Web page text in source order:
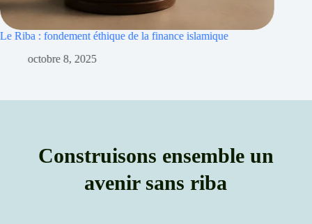
Riba et inflation : islamique pour protéger le patrimoine
septembre 30, 2025
Construisons ensemble un
avenir sans riba